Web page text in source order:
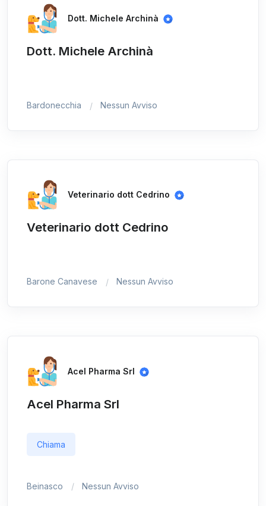
Dott. Michele Archinà
Dott. Michele Archinà
Bardonecchia Nessun Avviso
Veterinario dott Cedrino
Veterinario dott Cedrino
Barone Canavese Nessun Avviso
Acel Pharma Srl
Acel Pharma Srl
Chiama
Beinasco Nessun Avviso